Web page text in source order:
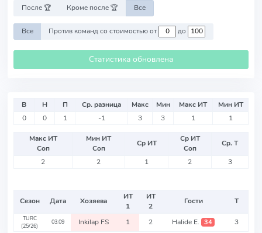
После 🏆 Кроме после 🏆 Все
Все Против команд со стоимостью от до
Статистика обновлена
В Н П Ср. разница Макс Мин Макс ИТ
Мин ИТ
0
0 1 -1 3 3 1 1
Макс ИТ
Соп
Мин ИТ
Соп
Ср ИТ
Ср ИТ
Соп
Ср. Т
2
2 1 2 3
Сезон Дата Хозяева
ИТ
1
ИТ
2
Гости Т
TURC
(25/26)
03.09 Inkilap FS 1 2 Halide E. 34 3